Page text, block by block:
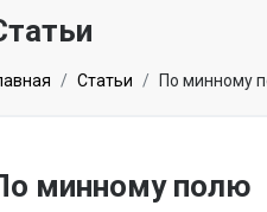
Статьи По минному
минному полю